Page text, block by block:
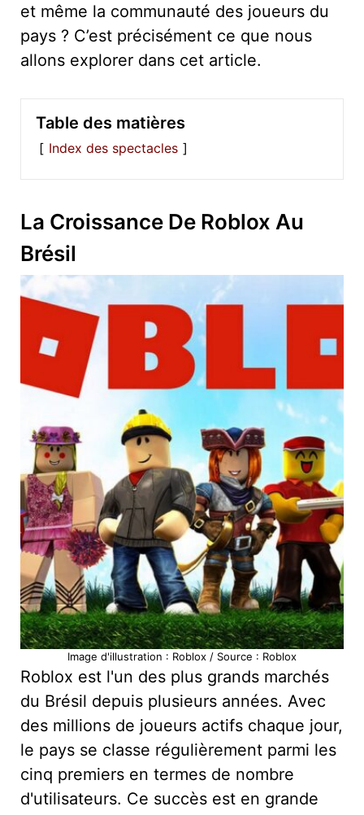
et même la communauté des joueurs du
pays ? C’est précisément ce que nous
allons explorer dans cet article.
Table des matières
Index des spectacles
La Croissance De Roblox Au
Brésil
Image d'illustration : Roblox / Source : Roblox
Roblox est l'un des plus grands marchés
du Brésil depuis plusieurs années. Avec
des millions de joueurs actifs chaque jour,
le pays se classe régulièrement parmi les
cinq premiers en termes de nombre
d'utilisateurs. Ce succès est en grande